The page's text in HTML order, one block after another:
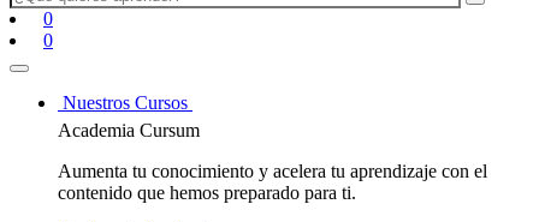
0
0
Nuestros Cursos
Academia Cursum
Aumenta tu conocimiento y acelera tu aprendizaje con el
contenido que hemos preparado para ti.